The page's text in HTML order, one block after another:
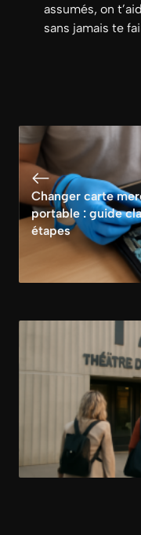
assumés, on
sans jamais te
Changer carte
portable : guide
étapes